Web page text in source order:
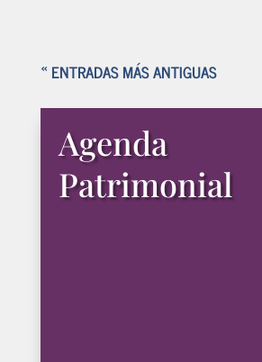
« ENTRADAS MÁS ANTIGUAS
Agenda
Patrimonial